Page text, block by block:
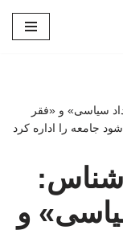
سیاسی» و «فقر
جامعه را اداره کرد
شناس:
و